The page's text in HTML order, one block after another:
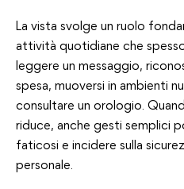
La vista svolge un ruolo
attività quotidiane che
leggere un messaggio,
spesa, muoversi in ambienti
consultare un orologio.
riduce, anche gesti semplici
faticosi e incidere sulla
personale.